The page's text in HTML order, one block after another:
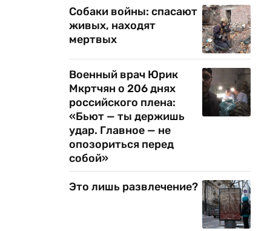
Собаки войны: спасают
живых, находят
мертвых
Военный врач Юрик
Мкртчян о 206 днях
российского плена:
«Бьют — ты держишь
удар. Главное — не
опозориться перед
собой»
Это лишь развлечение?